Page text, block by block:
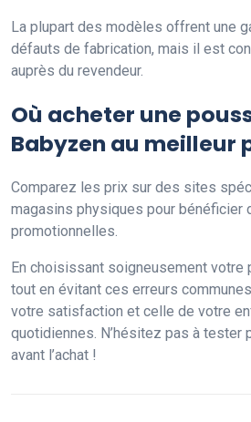
La plupart des modèles offrent une
défauts de fabrication, mais il est
auprès du revendeur.
Où acheter une
Babyzen au meilleur
Comparez les prix sur des sites
magasins physiques pour bénéficier
promotionnelles.
En choisissant soigneusement votre
tout en évitant ces erreurs
votre satisfaction et celle de votre
quotidiennes. N’hésitez pas à tester
avant l’achat !